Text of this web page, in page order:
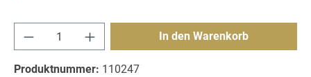
Produkt Anzahl: Gib den gewünschten
In den Warenkorb
Produktnummer: 110247